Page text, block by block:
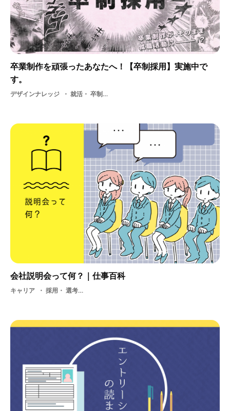
卒業制作を頑張ったあなたへ！【卒制採用】実施中で
す。
デザインナレッジ 就活・ 卒制採用・ 大学生・ 専門学校・ 採用
会社説明会って何？｜仕事百科
キャリア 採用・ 選考・ 説明会・ 会社説明会・ 就活・ 基礎知識・ 学生